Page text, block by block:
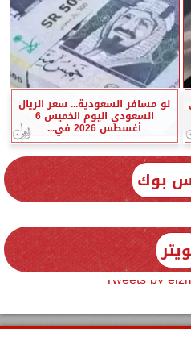
لو مسافر السعودية... سعر الريال
السعودي اليوم الخميس 6
أغسطس 2026 في...
بوك
Tweets by